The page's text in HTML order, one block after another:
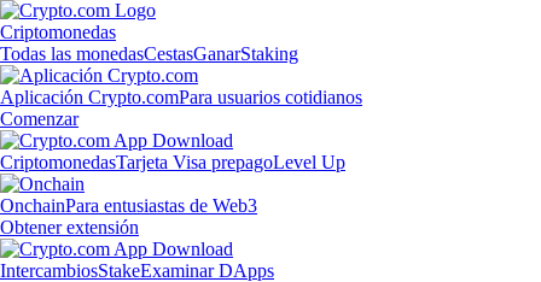
Criptomonedas
Todas las monedasCestasGanarStaking
Aplicación Crypto.comPara usuarios cotidianos
Comenzar
CriptomonedasTarjeta Visa prepagoLevel Up
OnchainPara entusiastas de Web3
Obtener extensión
IntercambiosStakeExaminar DApps